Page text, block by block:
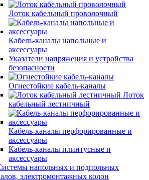
Лоток кабельный проволочный
Кабель-каналы напольные и
аксессуары
Указатели напряжения и устройства
безопасности
Огнестойкие кабель-каналы
Лоток
кабельный лестничный
Кабель-каналы перфорированные и
аксессуары
Кабель-каналы плинтусные и
аксессуары